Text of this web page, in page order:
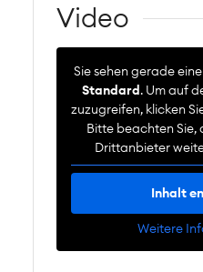
Video
Sie sehen gerade
Standard. Um auf
zuzugreifen, klicken
Bitte beachten Sie,
Drittanbieter
Inhalt
Weitere